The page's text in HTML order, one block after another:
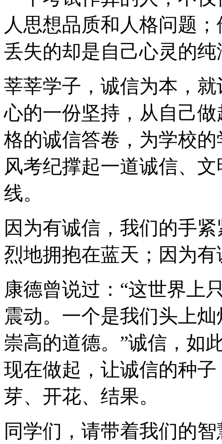
人思想品质和人格问题
丢失的却是自己心灵的纯
莘莘学子，诚信为本，
心的一份坚持，从自己
格的诚信答卷，为学校
风考纪撑起一道诚信、
线。
因为有诚信，我们的手
烈地拥抱在蓝天；因为
康德曾说过：“这世界上
震动。一个是我们头上
崇高的道德。”诚信，如
现在做起，让诚信的种
芽、开花、结果。
同学们，请带着我们的